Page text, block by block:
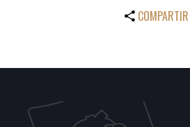
COMPARTIR